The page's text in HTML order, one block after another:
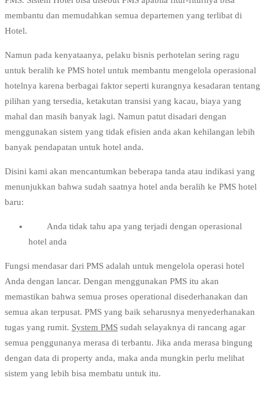
membantu dan memudahkan semua departemen yang terlibat di
Hotel.
Namun pada kenyataanya, pelaku bisnis perhotelan sering ragu
untuk beralih ke PMS hotel untuk membantu mengelola operasional
hotelnya karena berbagai faktor seperti kurangnya kesadaran tentang
pilihan yang tersedia, ketakutan transisi yang kacau, biaya yang
mahal dan masih banyak lagi. Namun patut disadari dengan
menggunakan sistem yang tidak efisien anda akan kehilangan lebih
banyak pendapatan untuk hotel anda.
Disini kami akan mencantumkan beberapa tanda atau indikasi yang
menunjukkan bahwa sudah saatnya hotel anda beralih ke PMS hotel
baru:
Anda tidak tahu apa yang terjadi dengan operasional
hotel anda
Fungsi mendasar dari PMS adalah untuk mengelola operasi hotel
Anda dengan lancar. Dengan menggunakan PMS itu akan
memastikan bahwa semua proses operational disederhanakan dan
semua akan terpusat. PMS yang baik seharusnya menyederhanakan
tugas yang rumit. System PMS sudah selayaknya di rancang agar
semua penggunanya merasa di terbantu. Jika anda merasa bingung
dengan data di property anda, maka anda mungkin perlu melihat
sistem yang lebih bisa membatu untuk itu.